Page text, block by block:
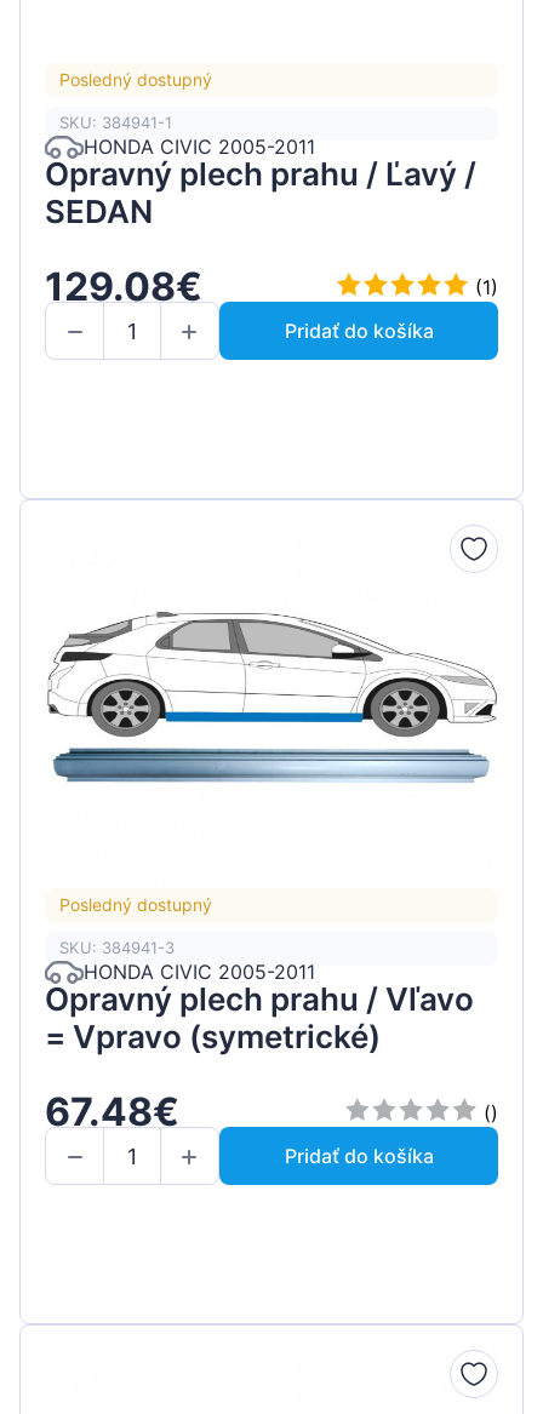
Posledný dostupný
SKU: 384941-1
HONDA CIVIC 2005-2011
Opravný plech prahu / Ľavý /
SEDAN
129.08€
(1)
Pridať do košíka
Posledný dostupný
SKU: 384941-3
HONDA CIVIC 2005-2011
Opravný plech prahu / Vľavo
= Vpravo (symetrické)
67.48€
()
Pridať do košíka